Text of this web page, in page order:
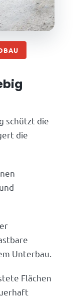
schützt die
die
Unterbau.
Flächen